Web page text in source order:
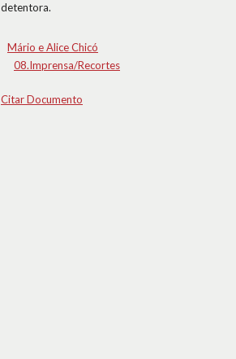
detentora.
Mário e Alice Chicó
08.Imprensa/Recortes
Citar Documento